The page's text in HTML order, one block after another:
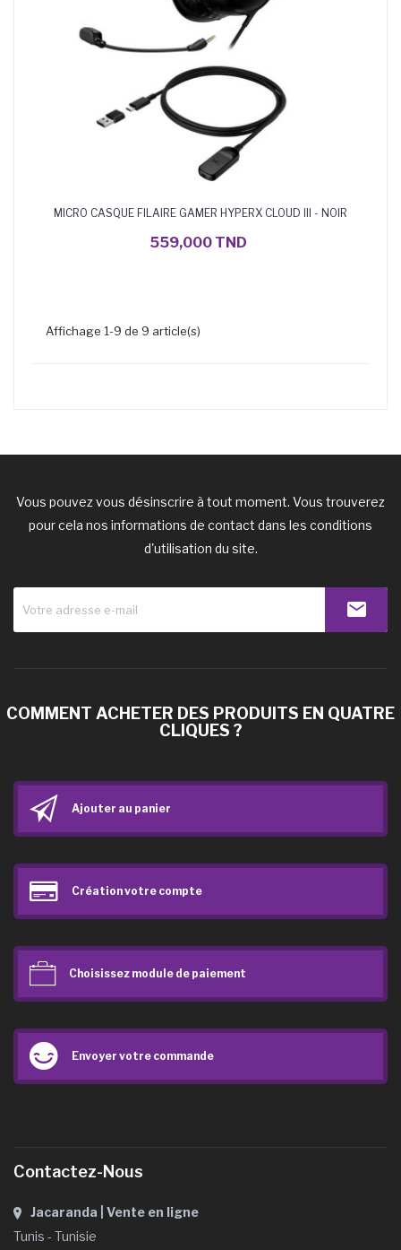
MICRO CASQUE FILAIRE GAMER HYPERX CLOUD III - NOIR
559,000 TND
Affichage 1-9 de 9 article(s)
Vous pouvez vous désinscrire à tout moment. Vous trouverez
pour cela nos informations de contact dans les conditions
d'utilisation du site.
COMMENT ACHETER DES PRODUITS EN QUATRE
CLIQUES ?
Ajouter au panier
Création votre compte
Choisissez module de paiement
Envoyer votre commande
Contactez-Nous
Jacaranda | Vente en ligne
Tunis - Tunisie